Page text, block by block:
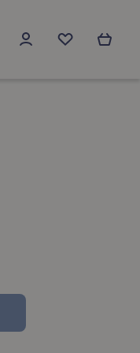
Du hast 0
Wert ein oder